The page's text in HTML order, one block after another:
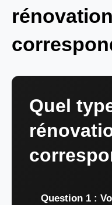
Quel
Question 1 :